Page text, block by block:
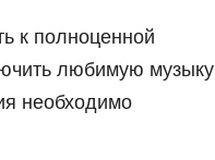
к полноценной
любимую музыку
необходимо